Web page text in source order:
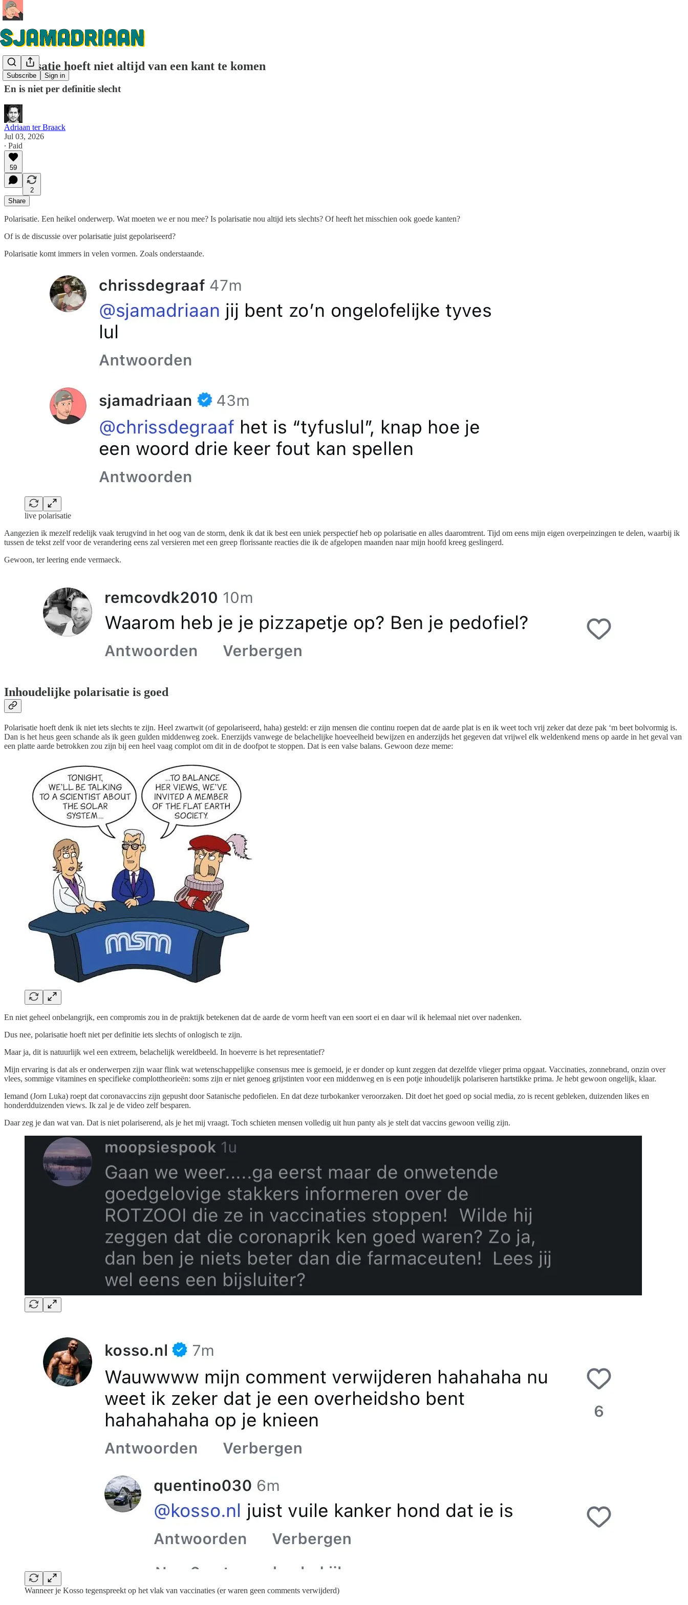
Subscribe Sign in
Polarisatie hoeft niet altijd van een kant te komen
En is niet per definitie slecht
Adriaan ter Braack
Jul 03, 2026
∙ Paid
59
2
Share
Polarisatie. Een heikel onderwerp. Wat moeten we er nou mee? Is polarisatie nou altijd iets slechts? Of heeft het misschien ook goede kanten?
Of is de discussie over polarisatie juist gepolariseerd?
Polarisatie komt immers in velen vormen. Zoals onderstaande.
live polarisatie
Aangezien ik mezelf redelijk vaak terugvind in het oog van de storm, denk ik dat ik best een uniek perspectief heb op polarisatie en alles daaromtrent. Tijd om eens mijn eigen overpeinzingen te delen, waarbij ik
tussen de tekst zelf voor de verandering eens zal versieren met een greep florissante reacties die ik de afgelopen maanden naar mijn hoofd kreeg geslingerd.
Gewoon, ter leering ende vermaeck.
Inhoudelijke polarisatie is goed
Polarisatie hoeft denk ik niet iets slechts te zijn. Heel zwartwit (of gepolariseerd, haha) gesteld: er zijn mensen die continu roepen dat de aarde plat is en ik weet toch vrij zeker dat deze pak ‘m beet bolvormig is.
Dan is het heus geen schande als ik geen gulden middenweg zoek. Enerzijds vanwege de belachelijke hoeveelheid bewijzen en anderzijds het gegeven dat vrijwel elk weldenkend mens op aarde in het geval van
een platte aarde betrokken zou zijn bij een heel vaag complot om dit in de doofpot te stoppen. Dat is een valse balans. Gewoon deze meme:
En niet geheel onbelangrijk, een compromis zou in de praktijk betekenen dat de aarde de vorm heeft van een soort ei en daar wil ik helemaal niet over nadenken.
Dus nee, polarisatie hoeft niet per definitie iets slechts of onlogisch te zijn.
Maar ja, dit is natuurlijk wel een extreem, belachelijk wereldbeeld. In hoeverre is het representatief?
Mijn ervaring is dat als er onderwerpen zijn waar flink wat wetenschappelijke consensus mee is gemoeid, je er donder op kunt zeggen dat dezelfde vlieger prima opgaat. Vaccinaties, zonnebrand, onzin over
vlees, sommige vitamines en specifieke complottheorieën: soms zijn er niet genoeg grijstinten voor een middenweg en is een potje inhoudelijk polariseren hartstikke prima. Je hebt gewoon ongelijk, klaar.
Iemand (Jorn Luka) roept dat coronavaccins zijn gepusht door Satanische pedofielen. En dat deze turbokanker veroorzaken. Dit doet het goed op social media, zo is recent gebleken, duizenden likes en
honderdduizenden views. Ik zal je de video zelf besparen.
Daar zeg je dan wat van. Dat is niet polariserend, als je het mij vraagt. Toch schieten mensen volledig uit hun panty als je stelt dat vaccins gewoon veilig zijn.
Wanneer je Kosso tegenspreekt op het vlak van vaccinaties (er waren geen comments verwijderd)